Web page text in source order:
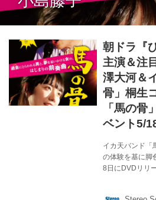
朝ドラ『
主演＆注
澤大河＆
骨」桐生
「馬の骨
ベント5/
イカ天バンド「
の体験を基に脚
8日にDVDリリ